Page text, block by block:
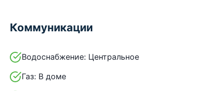
Коммуникации
Водоснабжение: Центральное
Газ: В доме